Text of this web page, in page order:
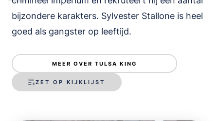
bijzondere karakters. Sylvester Stallone is heel
goed als gangster op leeftijd.
MEER OVER TULSA KING
ZET OP KIJKLIJST